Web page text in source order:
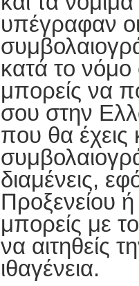
υπέγραφαν
κατά το
μπορείς να
σου στην
που θα έχεις
διαμένεις,
Προξενείου
μπορείς με
να αιτηθείς
ιθαγένεια.